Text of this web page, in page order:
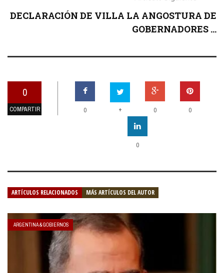
DECLARACIÓN DE VILLA LA ANGOSTURA DE
GOBERNADORES ...
0
COMPARTIR 0 + 0 0
0
ARTÍCULOS RELACIONADOS MÁS ARTÍCULOS DEL AUTOR
ARGENTINA & GOBIERNOS